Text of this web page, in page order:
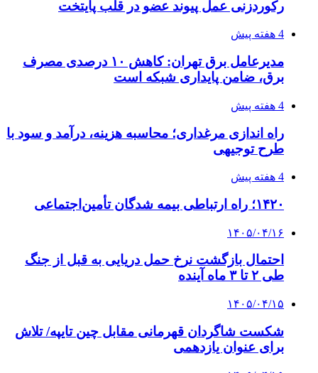
دقیق‌ترین ابزارها را آنلاین بخریم؟
۱۴۰۵/۰۴/۱۴
خرید بهترین قهوه | خرید قهوه | قهوه گرنیکا کافی
صندوق طلا
بازار و کسب و کار
3 هفته پیش
خرید ابزار آلات دستی و صنعتی زیر قیمت بازار؛
چطور ابزار اصل را با بهترین قیمت تهیه کنیم؟
3 هفته پیش
چرا انتخاب تامین‌کننده تجهیزات جوشکاری، کیفیت
پروژه را تعیین می‌کند؟